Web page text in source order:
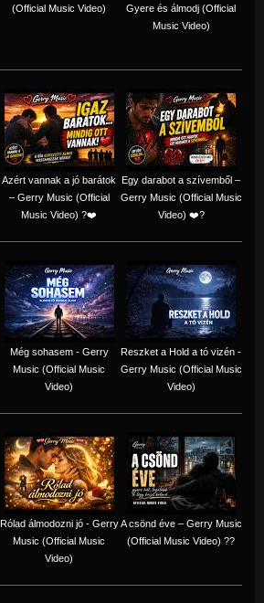
(Official Music Video)
Gyere és álmodj (Official
Music Video)
Azért vannak a jó barátok
– Gerry Music (Official
Music Video) ?❤️
Egy darabot a szívemből –
Gerry Music (Official Music
Video) ❤️?
Még sohasem - Gerry
Music (Official Music
Video)
Reszket a Hold a tó vizén -
Gerry Music (Official Music
Video)
Rólad álmodozni jó - Gerry
Music (Official Music
Video)
A csönd éve – Gerry Music
(Official Music Video) ??